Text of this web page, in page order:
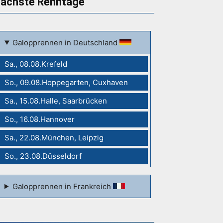
Galopprennen in Deutschland
Sa., 08.08.Krefeld
So., 09.08.Hoppegarten, Cuxhaven
Sa., 15.08.Halle, Saarbrücken
So., 16.08.Hannover
Sa., 22.08.München, Leipzig
So., 23.08.Düsseldorf
Galopprennen in Frankreich